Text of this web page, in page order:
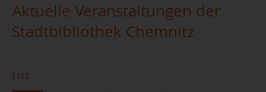
Aktuelle Veranstaltungen der
Stadtbibliothek Chemnitz
List